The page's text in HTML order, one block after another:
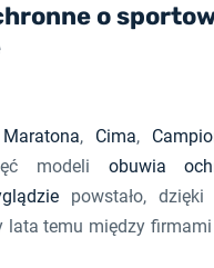
o
Maratona, Cima,
modeli obuwia
powstało, dzięki
lata temu między